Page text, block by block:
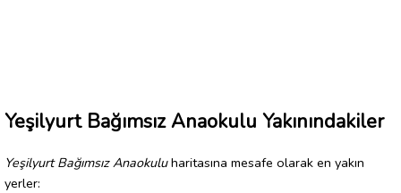
Yeşilyurt Bağımsız Anaokulu Yakınındakiler
Yeşilyurt Bağımsız Anaokuluharitasına mesafe olarak en yakın
yerler: